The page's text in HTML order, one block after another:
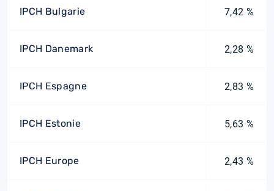
IPCH Bulgarie 7,42 %
IPCH Danemark 2,28 %
IPCH Espagne 2,83 %
IPCH Estonie 5,63 %
IPCH Europe 2,43 %